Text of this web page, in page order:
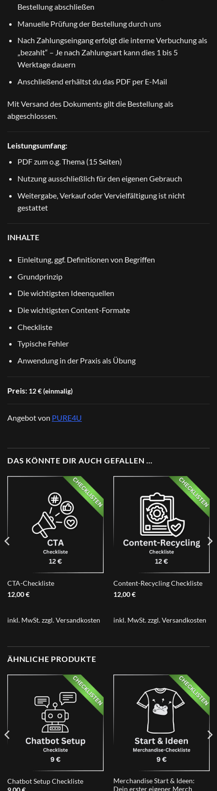
Bestellung abschließen
Manuelle Prüfung der Bestellung durch uns
Nach Zahlungseingang erfolgt die interne Verbuchung als
„bezahlt“ – Je nach Zahlungsart kann dies 1 bis 5
Werktage dauern
Anschließend erhältst du das PDF per E-Mail
Mit Versand des Dokuments gilt die Bestellung als
abgeschlossen.
Leistungsumfang:
PDF zum o.g. Thema (15 Seiten)
Nutzung ausschließlich für den eigenen Gebrauch
Weitergabe, Verkauf oder Vervielfältigung ist nicht
gestattet
INHALTE
Einleitung, ggf. Definitionen von Begriffen
Grundprinzip
Die wichtigsten Ideenquellen
Die wichtigsten Content-Formate
Checkliste
Typische Fehler
Anwendung in der Praxis als Übung
Preis: 12 € (einmalig)
Angebot von PURE4U
DAS KÖNNTE DIR AUCH GEFALLEN …
CTA-Checkliste
12,00€
inkl. MwSt.zzgl.Versandkosten
Content-Recycling Checkliste
12,00€
inkl. MwSt.zzgl.Versandkosten
ÄHNLICHE PRODUKTE
Chatbot Setup Checkliste
Merchandise Start & Ideen:
Dein erster eigener Merch